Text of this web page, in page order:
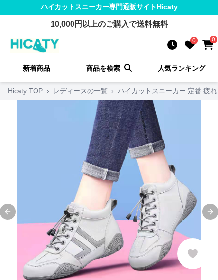
ハイカットスニーカー専門通販サイトHicaty
10,000円以上のご購入で送料無料
0 0
新着商品 商品を検索 人気ランキング
Hicaty TOP › レディースの一覧 › ハイカットスニーカー 定番 疲
Previous slide